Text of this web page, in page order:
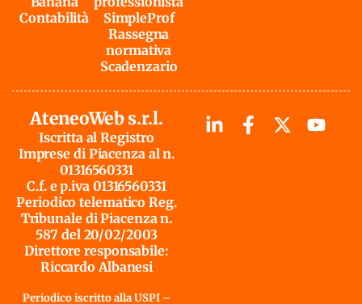
Contabilità
SimpleProf
Rassegna
normativa
Scadenzario
AteneoWeb s.r.l.
Iscritta al Registro
Imprese di Piacenza al n.
01316560331
C.f. e p.iva 01316560331
Periodico telematico Reg.
Tribunale di Piacenza n.
587 del 20/02/2003
Direttore responsabile:
Riccardo Albanesi
Periodico iscritto alla USPI –